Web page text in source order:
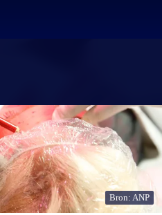
Bron: ANP